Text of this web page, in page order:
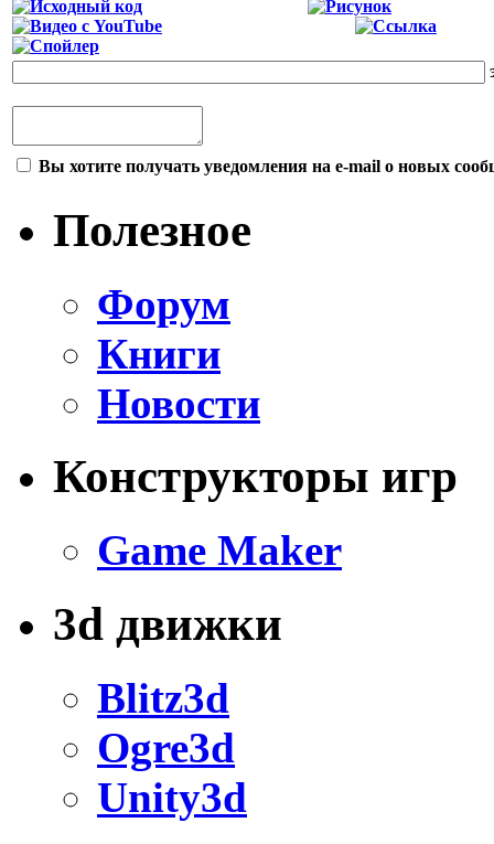
Вы хотите получать уведомления на e-mail о новых
Полезное
Форум
Книги
Новости
Конструкторы игр
Game Maker
3d движки
Blitz3d
Ogre3d
Unity3d